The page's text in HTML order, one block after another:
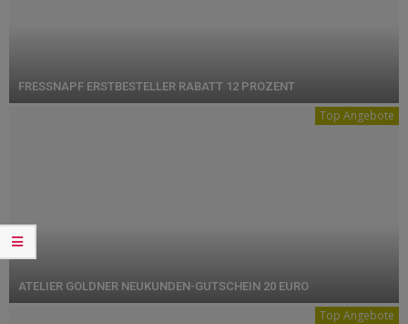
FRESSNAPF ERSTBESTELLER RABATT 12 PROZENT
Top Angebote
ATELIER GOLDNER NEUKUNDEN-GUTSCHEIN 20 EURO
Top Angebote